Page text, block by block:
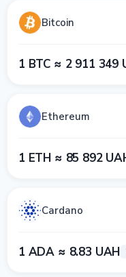
Bitcoin
1 BTC ≈ 2 911 349
Ethereum
1 ETH ≈ 85 892
Cardano
1 ADA ≈ 8.83 UAH